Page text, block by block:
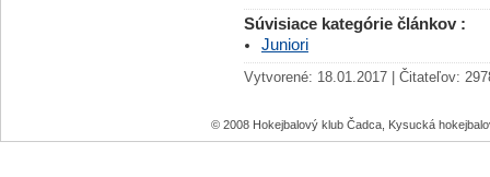
Súvisiace kategórie článkov :
Juniori
Vytvorené: 18.01.2017 | Čitateľov:
© 2008 Hokejbalový klub Čadca, Kysucká